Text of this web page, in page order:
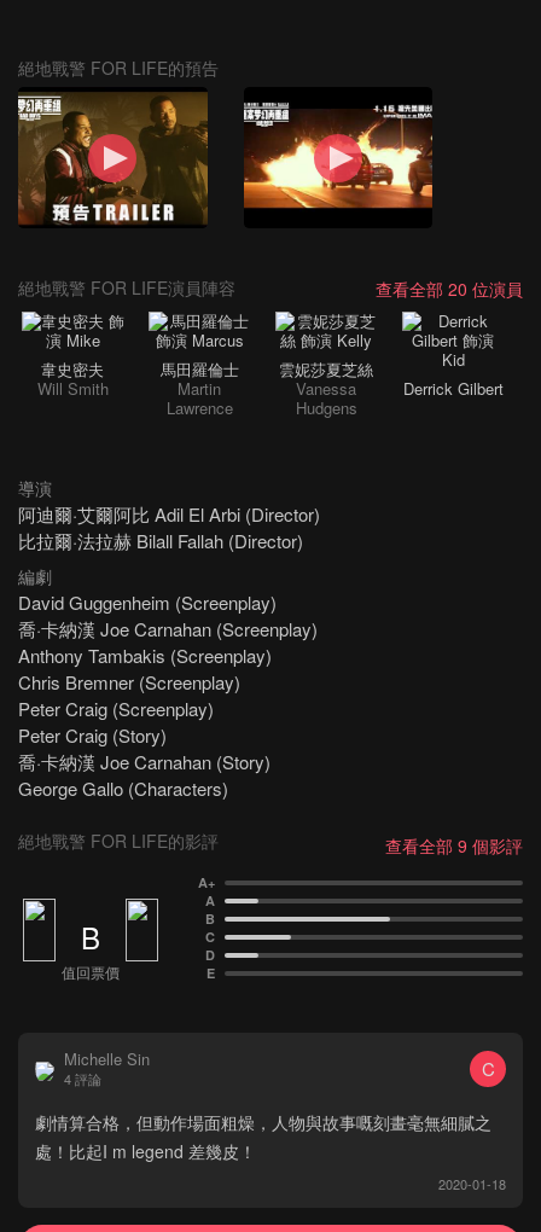
絕地戰警 FOR LIFE的預告
絕地戰警 FOR LIFE演員陣容 查看全部 20 位演員
韋史密夫
Will Smith
馬田羅倫士
Martin
Lawrence
雲妮莎夏芝絲
Vanessa
Hudgens
Derrick Gilbert
導演
阿迪爾·艾爾阿比 Adil El Arbi (Director)
比拉爾·法拉赫 Bilall Fallah (Director)
編劇
David Guggenheim (Screenplay)
喬·卡納漢 Joe Carnahan (Screenplay)
Anthony Tambakis (Screenplay)
Chris Bremner (Screenplay)
Peter Craig (Screenplay)
Peter Craig (Story)
喬·卡納漢 Joe Carnahan (Story)
George Gallo (Characters)
絕地戰警 FOR LIFE的影評 查看全部 9 個影評
B
值回票價
A+
A
B
C
D
E
Michelle Sin
4 評論 C
劇情算合格，但動作場面粗燥，人物與故事嘅刻畫毫無細膩之
處！比起I m legend 差幾皮！
2020-01-18